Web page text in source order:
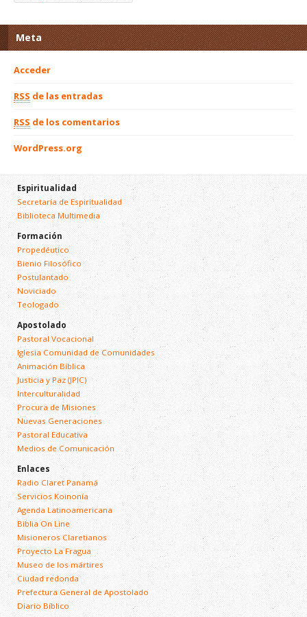
Meta
Acceder
RSS de las entradas
RSS de los comentarios
WordPress.org
Espiritualidad
Secretaría de Espiritualidad
Biblioteca Multimedia
Formación
Propedéutico
Bienio Filosófico
Postulantado
Noviciado
Teologado
Apostolado
Pastoral Vocacional
Iglesia Comunidad de Comunidades
Animación Bíblica
Justicia y Paz (JPIC)
Interculturalidad
Procura de Misiones
Nuevas Generaciones
Pastoral Educativa
Medios de Comunicación
Enlaces
Radio Claret Panamá
Servicios Koinonía
Agenda Latinoamericana
Biblia On Line
Misioneros Claretianos
Proyecto La Fragua
Museo de los mártires
Ciudad redonda
Prefectura General de Apostolado
Diario Bíblico